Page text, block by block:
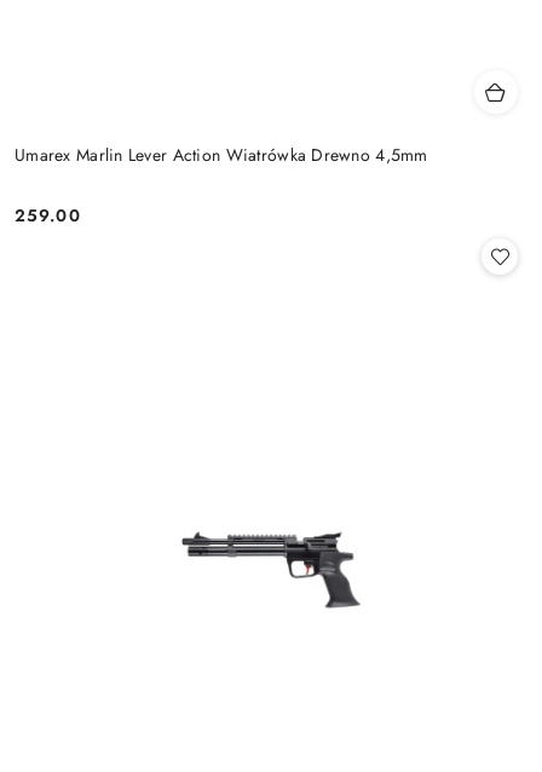
Umarex Marlin Lever Action Wiatrówka Drewno 4,5mm
Cena:
259.00